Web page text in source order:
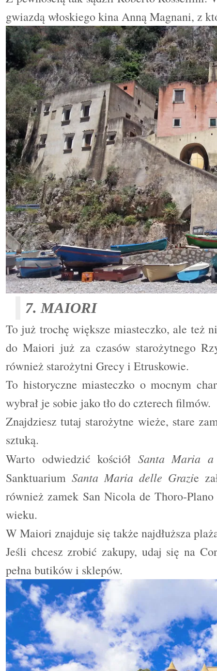
gwiazdą włoskiego kina Anną Magnani, z
7. MAIORI
To już trochę większe miasteczko, ale też
do Maiori już za czasów starożytnego
również starożytni Grecy i Etruskowie.
To historyczne miasteczko o mocnym
wybrał je sobie jako tło do czterech filmów.
Znajdziesz tutaj starożytne wieże, stare
sztuką.
Warto odwiedzić kościół Santa Maria
SanktuariumSanta Maria delle Grazie
również zamek San Nicola de Thoro-
wieku.
W Maiori znajduje się także najdłuższa
Jeśli chcesz zrobić zakupy, udaj się na
pełna butików i sklepów.